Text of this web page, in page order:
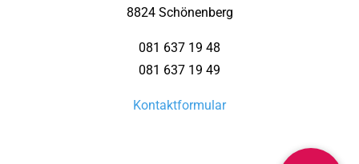
8824 Schönenberg
081 637 19 48
081 637 19 49
Kontaktformular